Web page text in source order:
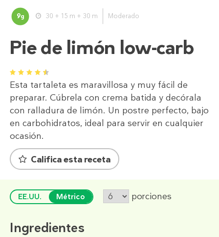
9g 30 + 15 m + 30 m Moderado
Pie de limón low-carb
1 2 3 4 5
Esta tartaleta es maravillosa y muy fácil de
preparar. Cúbrela con crema batida y decórala
con ralladura de limón. Un postre perfecto, bajo
en carbohidratos, ideal para servir en cualquier
ocasión.
Califica esta receta
EE.UU. Métrico porciones
Ingredientes